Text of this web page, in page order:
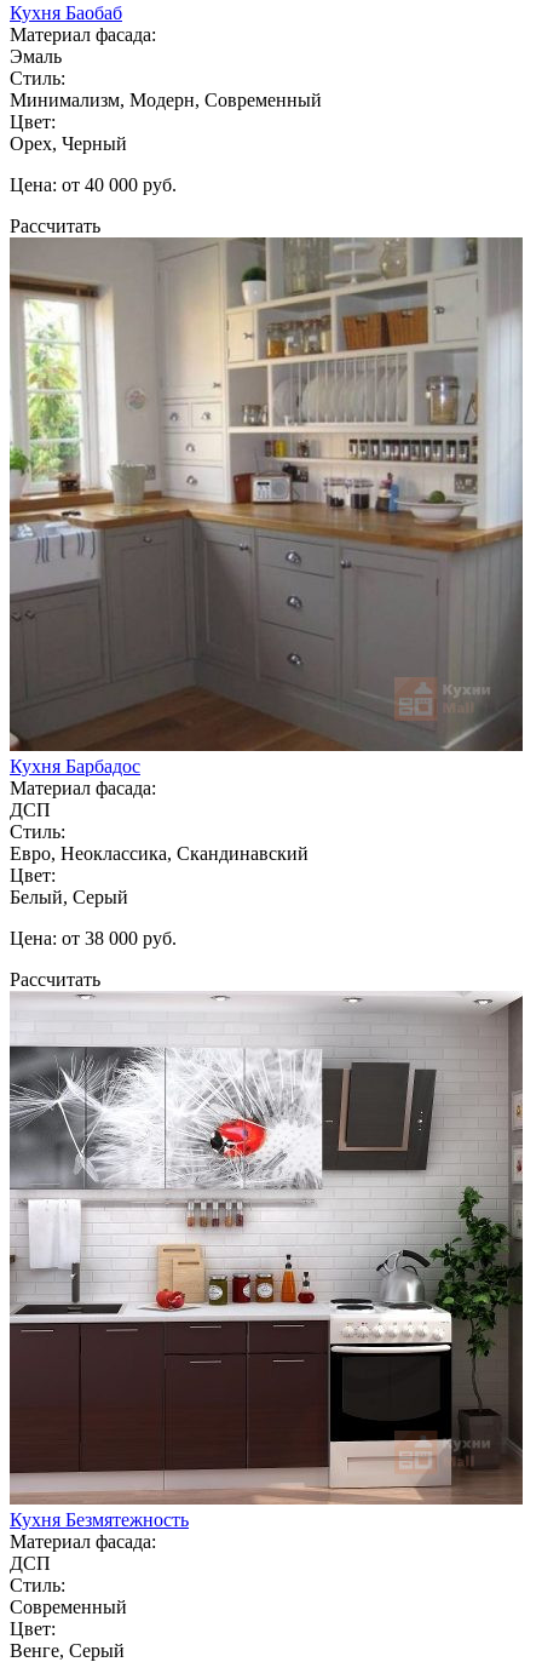
Кухня Баобаб
Материал фасада:
Эмаль
Стиль:
Минимализм, Модерн, Современный
Цвет:
Орех, Черный
Цена: от 40 000 руб.
Рассчитать
Кухня Барбадос
Материал фасада:
ДСП
Стиль:
Евро, Неоклассика, Скандинавский
Цвет:
Белый, Серый
Цена: от 38 000 руб.
Рассчитать
Кухня Безмятежность
Материал фасада:
ДСП
Стиль:
Современный
Цвет:
Венге, Серый